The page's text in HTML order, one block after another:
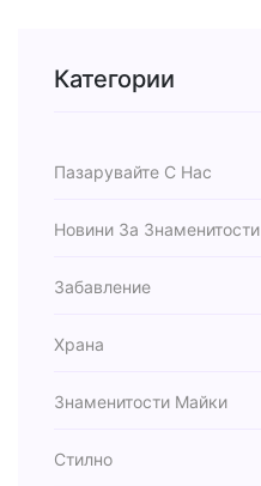
Категории
Пазарувайте С Нас
Новини За Знаменитости
Забавление
Храна
Знаменитости Майки
Стилно